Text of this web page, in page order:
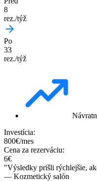
8
rez./týž
Po
33
rez./týž
Investícia:
800€/mes
Cena za rezerváciu:
6€
"Výsledky prišli rýchlejšie,
— Kozmetický salón